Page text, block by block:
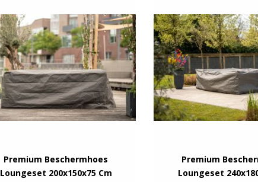
Premium Beschermhoes
Loungeset 200x150x75 Cm
Premium
Loungeset